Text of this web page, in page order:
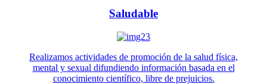
Saludable
Realizamos actividades de promoción de la salud física,
mental y sexual difundiendo información basada en el
conocimiento científico, libre de prejuicios.